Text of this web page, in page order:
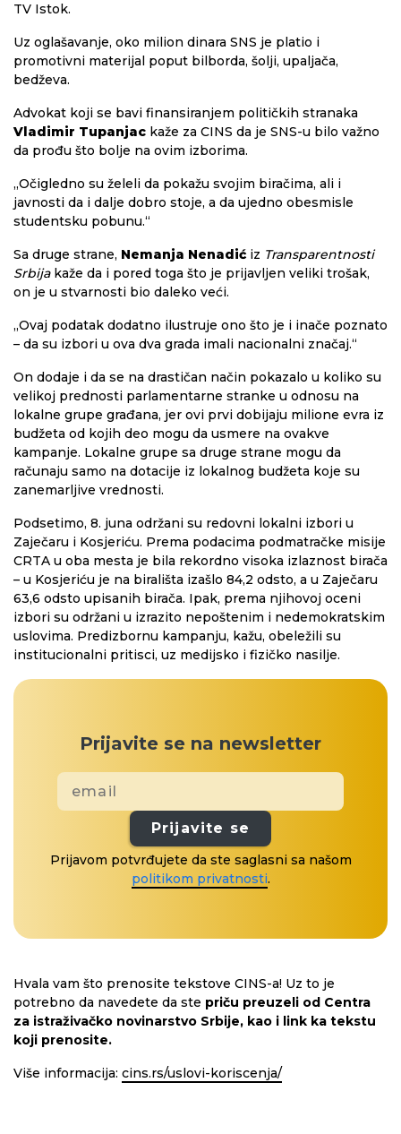
TV Istok.
Uz oglašavanje, oko milion dinara SNS je platio i
promotivni materijal poput bilborda, šolji, upaljača,
bedževa.
Advokat koji se bavi finansiranjem političkih stranaka
Vladimir Tupanjac kaže za CINS da je SNS-u bilo važno
da prođu što bolje na ovim izborima.
„Očigledno su želeli da pokažu svojim biračima, ali i
javnosti da i dalje dobro stoje, a da ujedno obesmisle
studentsku pobunu.“
Sa druge strane, Nemanja Nenadić iz Transparentnosti
Srbijakaže da i pored toga što je prijavljen veliki trošak,
on je u stvarnosti bio daleko veći.
„Ovaj podatak dodatno ilustruje ono što je i inače poznato
– da su izbori u ova dva grada imali nacionalni značaj.“
On dodaje i da se na drastičan način pokazalo u koliko su
velikoj prednosti parlamentarne stranke u odnosu na
lokalne grupe građana, jer ovi prvi dobijaju milione evra iz
budžeta od kojih deo mogu da usmere na ovakve
kampanje. Lokalne grupe sa druge strane mogu da
računaju samo na dotacije iz lokalnog budžeta koje su
zanemarljive vrednosti.
Podsetimo, 8. juna održani su redovni lokalni izbori u
Zaječaru i Kosjeriću. Prema podacima podmatračke misije
CRTA u oba mesta je bila rekordno visoka izlaznost birača
– u Kosjeriću je na birališta izašlo 84,2 odsto, a u Zaječaru
63,6 odsto upisanih birača. Ipak, prema njihovoj oceni
izbori su održani u izrazito nepoštenim i nedemokratskim
uslovima. Predizbornu kampanju, kažu, obeležili su
institucionalni pritisci, uz medijsko i fizičko nasilje.
Prijavite se na newsletter
Prijavite se
Prijavom potvrđujete da ste saglasni sa našom
politikom privatnosti.
Hvala vam što prenosite tekstove CINS-a! Uz to je
potrebno da navedete da ste priču preuzeli od Centra
za istraživačko novinarstvo Srbije, kao i link ka tekstu
koji prenosite.
Više informacija: cins.rs/uslovi-koriscenja/